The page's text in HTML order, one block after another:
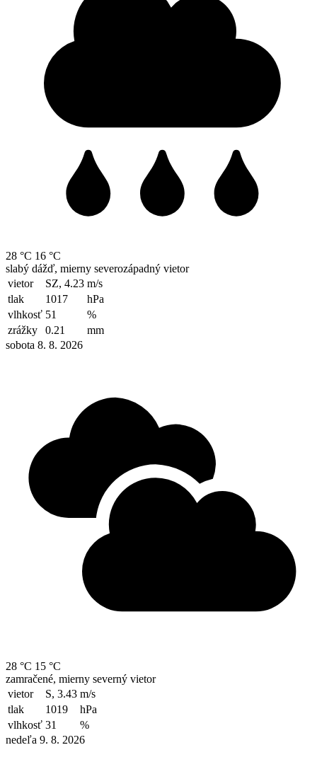
28 °C 16 °C
slabý dážď, mierny severozápadný vietor
vietor
SZ, 4.23 m/s
tlak
1017
hPa
vlhkosť 51
%
zrážky
0.21
mm
sobota 8. 8. 2026
28 °C 15 °C
zamračené, mierny severný vietor
vietor
S, 3.43 m/s
tlak
1019
hPa
vlhkosť 31
%
nedeľa 9. 8. 2026